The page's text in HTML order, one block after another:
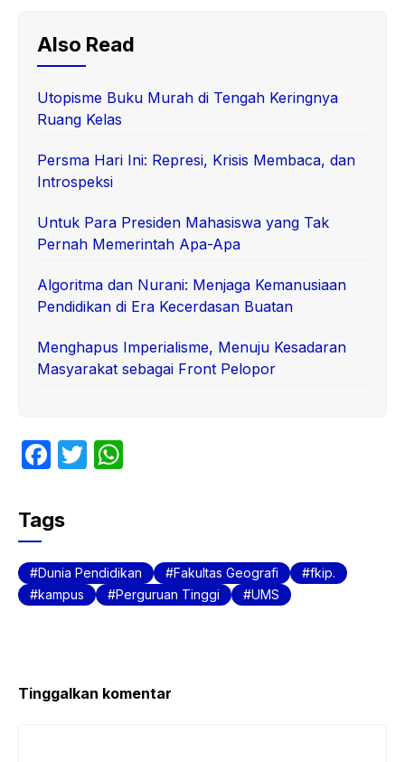
Also Read
Utopisme Buku Murah di Tengah Keringnya
Ruang Kelas
Persma Hari Ini: Represi, Krisis Membaca, dan
Introspeksi
Untuk Para Presiden Mahasiswa yang Tak
Pernah Memerintah Apa-Apa
Algoritma dan Nurani: Menjaga Kemanusiaan
Pendidikan di Era Kecerdasan Buatan
Menghapus Imperialisme, Menuju Kesadaran
Masyarakat sebagai Front Pelopor
F
c
e
b
o
T
A
p
Tags
Dunia Pendidikan Fakultas Geografi
fkip.
kampus
Perguruan Tinggi UMS
Tinggalkan komentar